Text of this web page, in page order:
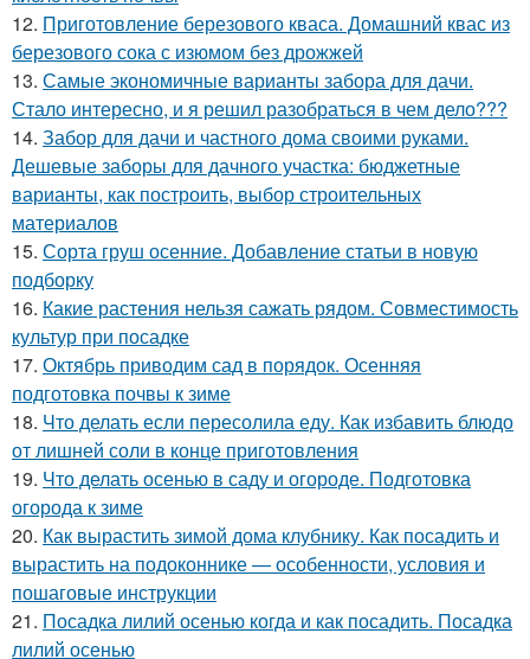
12. Приготовление березового кваса. Домашний квас из
березового сока с изюмом без дрожжей
13. Самые экономичные варианты забора для дачи.
Стало интересно, и я решил разобраться в чем дело???
14. Забор для дачи и частного дома своими руками.
Дешевые заборы для дачного участка: бюджетные
варианты, как построить, выбор строительных
материалов
15. Сорта груш осенние. Добавление статьи в новую
подборку
16. Какие растения нельзя сажать рядом. Совместимость
культур при посадке
17. Октябрь приводим сад в порядок. Осенняя
подготовка почвы к зиме
18. Что делать если пересолила еду. Как избавить блюдо
от лишней соли в конце приготовления
19. Что делать осенью в саду и огороде. Подготовка
огорода к зиме
20. Как вырастить зимой дома клубнику. Как посадить и
вырастить на подоконнике — особенности, условия и
пошаговые инструкции
21. Посадка лилий осенью когда и как посадить. Посадка
лилий осенью